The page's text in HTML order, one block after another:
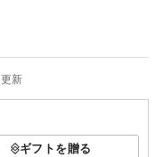
更新
ギフトを贈る